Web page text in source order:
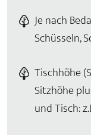
Je nach
Schüsseln,
Tischhöhe
Sitzhöhe
und Tisch: